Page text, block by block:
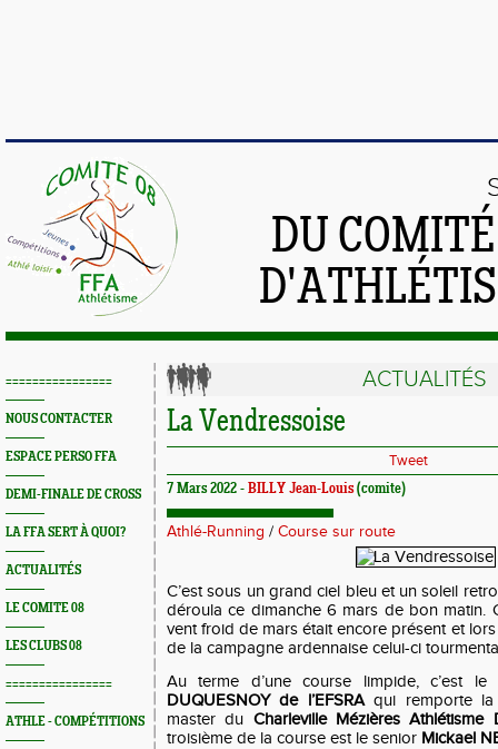
DU
================
NOUS CONTACTER
ESPACE PERSO FFA
DEMI-FINALE DE CROSS
LA FFA SERT À QUOI?
ACTUALITÉS
LE COMITE 08
LES CLUBS 08
================
ATHLE - COMPÉTITIONS
ACTUALITÉS
La Vendressoise
Tweet
7 Mars 2022 - BILLY Jean-Louis(comite)
Athlé-Running / Course sur route
C’est sous un grand ciel bleu et un soleil
déroula ce dimanche 6 mars de bon matin.
vent froid de mars était encore présent et
de la campagne ardennaise celui-ci
Au terme d’une course limpide, c’est
DUQUESNOY de l’EFSRAqui remporte la
master du Charleville Mézières Athlétisme
troisième de la course est le senior Mickael